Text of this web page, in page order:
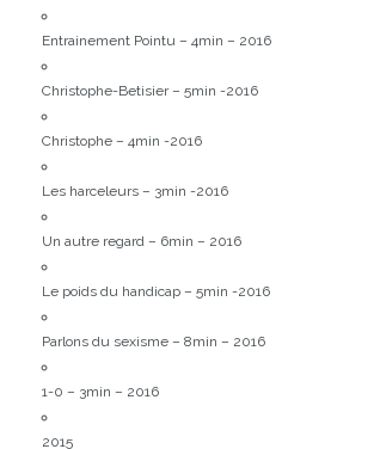
Entrainement Pointu – 4min – 2016
Christophe-Betisier – 5min -2016
Christophe – 4min -2016
Les harceleurs – 3min -2016
Un autre regard – 6min – 2016
Le poids du handicap – 5min -2016
Parlons du sexisme – 8min – 2016
1-0 – 3min – 2016
2015